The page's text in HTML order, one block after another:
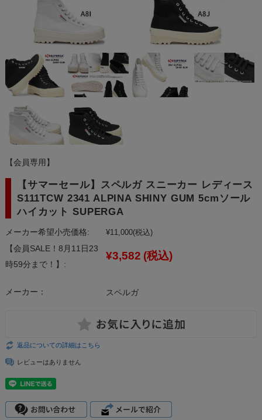
【会員専用】
【サマーセール】スペルガ スニーカー レディース
S111TCW 2341 ALPINA SHINY GUM 5cmソール
ハイカット SUPERGA
メーカー希望小売価格: ¥11,000(税込)
【会員SALE！8月11日23
時59分まで！】:
¥3,582 (税込)
メーカー： スペルガ
返品についての詳細はこちら
レビューはありません